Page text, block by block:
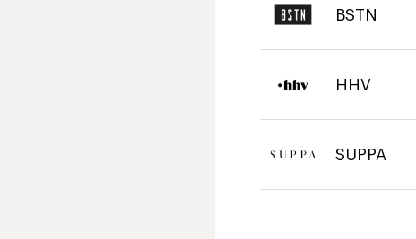
BSTN
HHV
SUPPA